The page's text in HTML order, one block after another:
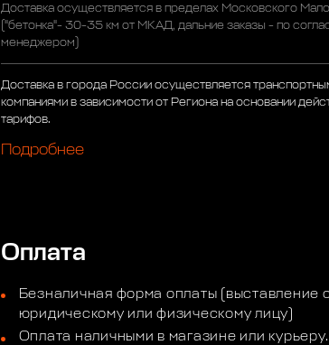
Доставка осуществляется в пределах Московского
("бетонка"- 30-35 км от МКАД, дальние заказы - по
менеджером)
Доставка в города России осуществляется
компаниями в зависимости от Региона на основании
тарифов.
Подробнее
Оплата
Безналичная форма оплаты (выставление
юридическому или физическому лицу)
Оплата наличными в магазине или курьеру.